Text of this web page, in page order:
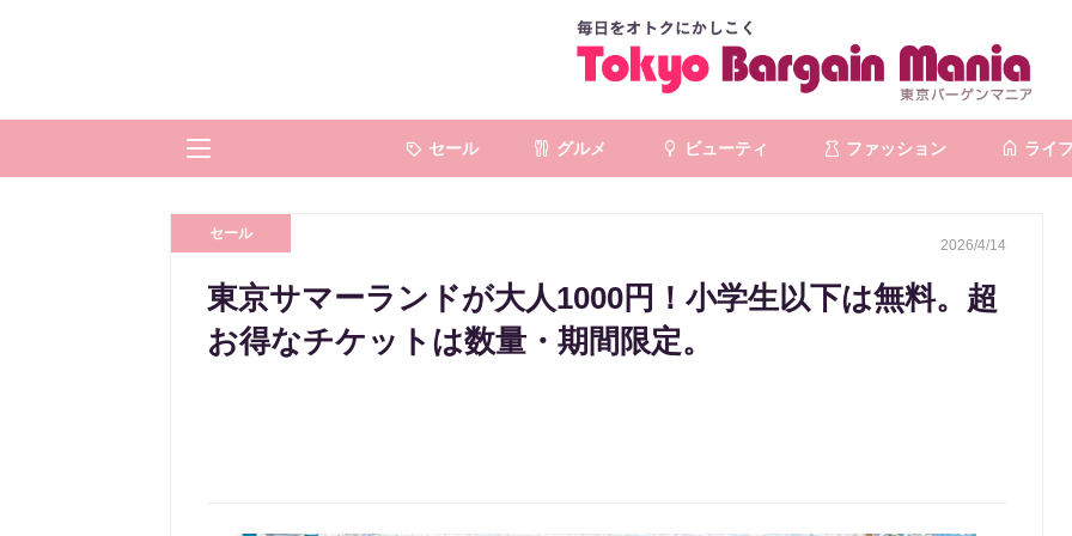
セール グルメ ビューティ ファッション ライフ
セール
2026/4/14
東京サマーランドが大人1000円！小学生以下は無料。超
お得なチケットは数量・期間限定。